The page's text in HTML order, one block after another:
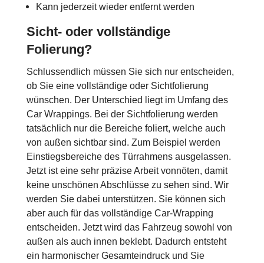
Kann jederzeit wieder entfernt werden
Sicht- oder vollständige
Folierung?
Schlussendlich müssen Sie sich nur entscheiden,
ob Sie eine vollständige oder Sichtfolierung
wünschen. Der Unterschied liegt im Umfang des
Car Wrappings. Bei der Sichtfolierung werden
tatsächlich nur die Bereiche foliert, welche auch
von außen sichtbar sind. Zum Beispiel werden
Einstiegsbereiche des Türrahmens ausgelassen.
Jetzt ist eine sehr präzise Arbeit vonnöten, damit
keine unschönen Abschlüsse zu sehen sind. Wir
werden Sie dabei unterstützen. Sie können sich
aber auch für das vollständige Car-Wrapping
entscheiden. Jetzt wird das Fahrzeug sowohl von
außen als auch innen beklebt. Dadurch entsteht
ein harmonischer Gesamteindruck und Sie